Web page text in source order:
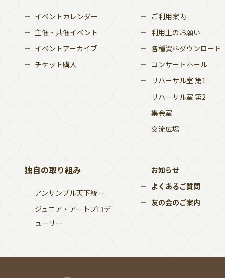
イベントカレンダー
主催・共催イベント
イベントアーカイブ
チケット購入
ご利用案内
利用上のお願い
各種資料ダウンロード
コンサートホール
リハーサル室 第1
リハーサル室 第2
集会室
交流広場
独自の取り組み
アンサンブル天下統一
ジュニア・アートプロデ
ューサー
お知らせ
よくあるご質問
友の会のご案内